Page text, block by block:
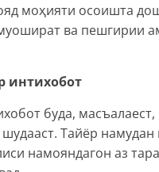
моҳияти осоишта
ва пешгирии
буда, масъалаест,
Тайёр
намояндагон аз